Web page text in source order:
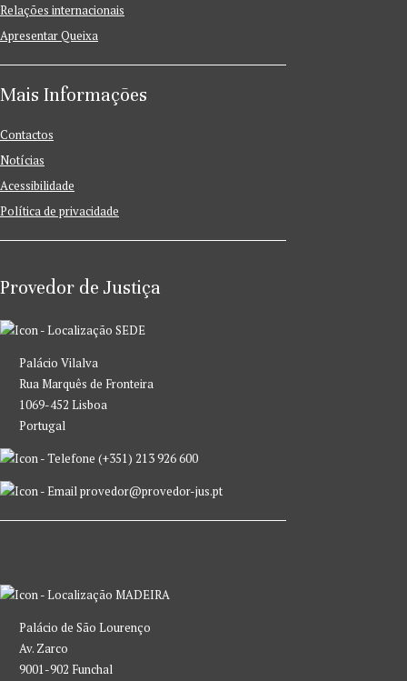
Relações internacionais
Apresentar Queixa
Mais Informações
Contactos
Notícias
Acessibilidade
Política de privacidade
Provedor de Justiça
SEDE
Palácio Vilalva
Rua Marquês de Fronteira
1069-452 Lisboa
Portugal
(+351) 213 926 600
provedor@provedor-jus.pt
MADEIRA
Palácio de São Lourenço
Av. Zarco
9001-902 Funchal